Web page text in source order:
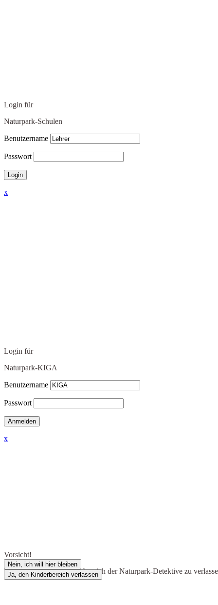
Login für
Naturpark-Schulen
Benutzername
Passwort
x
Login für
Naturpark-KIGA
Benutzername
Passwort
x
Vorsicht!
Du bist dabei, den Kinderbereich der Naturpark-Detektive zu
Nein, ich will hier bleiben
Ja, den Kinderbereich verlassen